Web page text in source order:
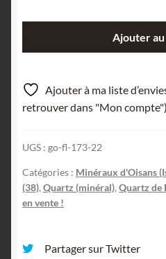
(cicatrisé
!),
Mine
la
Gardette,
Oisans,
Isère.
Ajouter
Ajouter à ma liste
retrouver dans "Mon
UGS : go-fl-173-22
Catégories : Minéraux d'Oisans
(38), Quartz (minéral), Quartz de
en vente !
Partager sur Twitter